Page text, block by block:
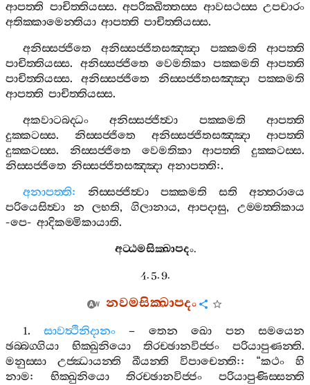
ආපත‍්ති පාචිත‍්තියස‍්ස. අපරික‍්ඛිත‍්තස‍්ස ආවසථස‍්ස උපචාරං
අතික‍්කාමෙන‍්තියා ආපත‍්ති පාචිත‍්තියස‍්ස.
අනිස‍්සජ‍්ජිතෙ
අනිස‍්සජ‍්ජිතසඤ‍්ඤා පක‍්කමති
ආපත‍්ති
පාචිත‍්තියස‍්ස. අනිස‍්සජ‍්ජිතෙ වෙමතිකා පක‍්කමති ආපත‍්ති
පාචිත‍්තියස‍්ස.අනිස‍්සජ‍්ජිතෙ නිස‍්සජ‍්ජිතසඤ‍්ඤා
පක‍්කමති
ආපත‍්ති පාචිත‍්තියස‍්ස.
අකවාටබද‍්ධං
අනිස‍්සජ‍්ජිත්‍වා පක‍්කමති
ආපත‍්ති
දුක‍්කටස‍්ස. නිස‍්සජ‍්ජිතෙ අනිස‍්සජ‍්ජිතසඤ‍්ඤා
ආපත‍්ති
දුක‍්කටස‍්ස. නිස‍්සජ‍්ජිතෙ වෙමතිකා ආපත‍්ති දුක‍්කටස‍්ස.
නිස‍්සජ‍්ජිතෙ නිස‍්සජ‍්ජිතසඤ‍්ඤා අනාපත‍්ති:.
අනාපත‍්ති: නිස‍්සජ‍්ජිත්‍වා පක‍්කමති සති
අන‍්තරායෙ
පරියෙසිත්‍වා
න ලභති, ගිලානාය,ආපදාසු,උම‍්මත‍්තිකාය
-පෙ- ආදිකම‍්මිකායාති.
අට‍්ඨමසික‍්ඛාපදං.
4. 5. 9.
නවමසික‍්ඛාපදං
1.සාවත්‍ථිනිදානං – තෙන ඛො පන
සමයෙන
ඡබ‍්බග‍්ගියා
භික‍්ඛුනියො තිරච‍්ඡානවිජ‍්ජං පරියාපුණන‍්ති.
මනුස‍්සා
උජ‍්ඣායන‍්ති ඛීයන‍්ති විපාචෙන‍්ති:: “කථං
හි
නාම: භික‍්ඛුනියො තිරච‍්ඡානවිජ‍්ජං
පරියාපුණිස‍්සන‍්ති